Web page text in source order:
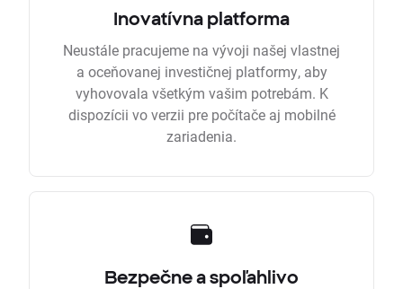
Inovatívna platforma
Neustále pracujeme na vývoji našej vlastnej
a oceňovanej investičnej platformy, aby
vyhovovala všetkým vašim potrebám. K
dispozícii vo verzii pre počítače aj mobilné
zariadenia.
Bezpečne a spoľahlivo